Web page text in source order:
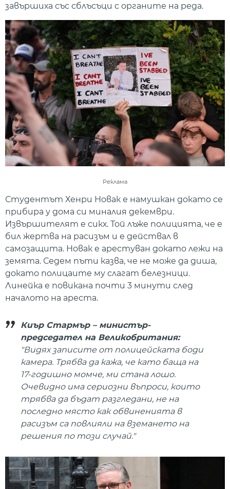
завършиха със сблъсъци с органите на реда.
Реклама
Студентът Хенри Новак е намушкан докато се
прибира у дома си миналия декември.
Извършителят е сикх. Той лъже полицията, че е
бил жертва на расизъм и е действал в
самозащита. Новак е арестуван докато лежи на
земята. Седем пъти казва, че не може да диша,
докато полицаите му слагат белезници.
Линейка е повикана почти 3 минути след
началото на ареста.
Киър Стармър – министър-
председател на Великобритания:
"Видях записите от полицейската боди
камера. Трябва да кажа, че като баща на
17-годишно момче, ми стана лошо.
Очевидно има сериозни въпроси, които
трябва да бъдат разгледани, не на
последно място как обвиненията в
расизъм са повлияли на вземането на
решения по този случай."